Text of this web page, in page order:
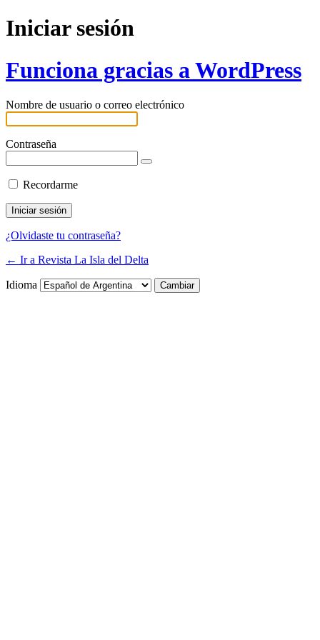
Iniciar sesión
Funciona gracias a WordPress
Nombre de usuario o correo electrónico
Contraseña
Recordarme
¿Olvidaste tu contraseña?
← Ir a Revista La Isla del Delta
Idioma